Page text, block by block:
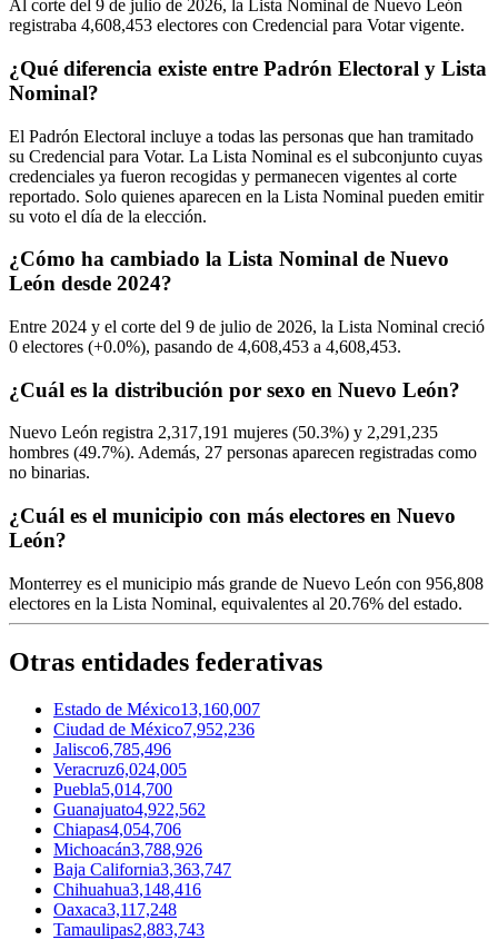
Al corte del 9 de julio de 2026, la Lista Nominal de Nuevo León
registraba 4,608,453 electores con Credencial para Votar vigente.
¿Qué diferencia existe entre Padrón Electoral y Lista
Nominal?
El Padrón Electoral incluye a todas las personas que han tramitado
su Credencial para Votar. La Lista Nominal es el subconjunto cuyas
credenciales ya fueron recogidas y permanecen vigentes al corte
reportado. Solo quienes aparecen en la Lista Nominal pueden emitir
su voto el día de la elección.
¿Cómo ha cambiado la Lista Nominal de Nuevo
León desde 2024?
Entre 2024 y el corte del 9 de julio de 2026, la Lista Nominal creció
0 electores (+0.0%), pasando de 4,608,453 a 4,608,453.
¿Cuál es la distribución por sexo en Nuevo León?
Nuevo León registra 2,317,191 mujeres (50.3%) y 2,291,235
hombres (49.7%). Además, 27 personas aparecen registradas como
no binarias.
¿Cuál es el municipio con más electores en Nuevo
León?
Monterrey es el municipio más grande de Nuevo León con 956,808
electores en la Lista Nominal, equivalentes al 20.76% del estado.
Otras entidades federativas
Estado de México13,160,007
Ciudad de México7,952,236
Jalisco6,785,496
Veracruz6,024,005
Puebla5,014,700
Guanajuato4,922,562
Chiapas4,054,706
Michoacán3,788,926
Baja California3,363,747
Chihuahua3,148,416
Oaxaca3,117,248
Tamaulipas2,883,743